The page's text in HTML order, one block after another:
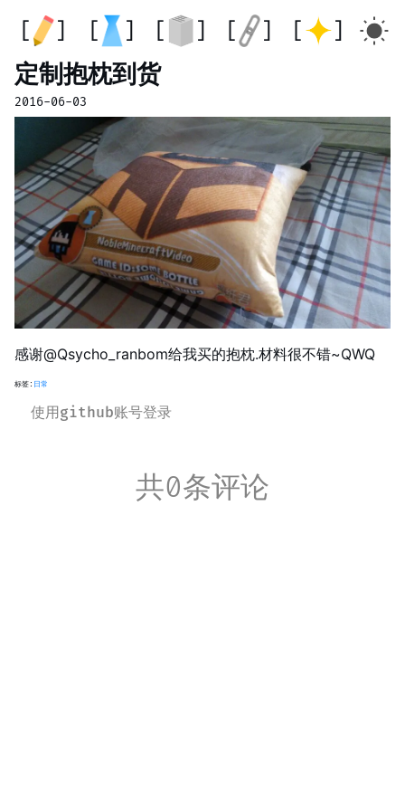
定制抱枕到货
2016-06-03
感谢@Qsycho_ranbom给我买的抱枕.材料很不错~QWQ
标签: 日常
使用github账号登录
共0条评论